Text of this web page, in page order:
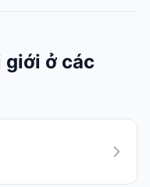
giới ở các